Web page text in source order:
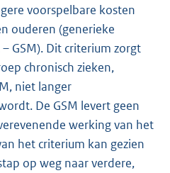
voorspelbare kosten
ouderen (generieke
GSM). Dit criterium zorgt
chronisch zieken,
niet langer
De GSM levert geen
werking van het
het criterium kan gezien
op weg naar verdere,